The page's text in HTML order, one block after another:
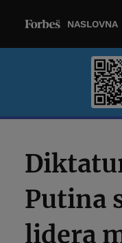
NASLOVNA
Putina
lidera